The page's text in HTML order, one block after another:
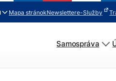
Mapa stránokNewslettere-Služby
Samospráva